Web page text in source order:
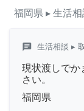
福岡県 ▸ 生活相
chat 生活相談 ▸
現状渡しでか
さい。
福岡県